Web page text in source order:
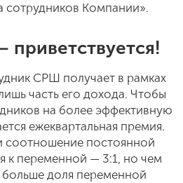
сотрудников Компании».
приветствуется!
СРШ получает в рамках
часть его дохода. Чтобы
на более эффективную
ежеквартальная премия.
постоянной
к переменной — 3:1, но чем
доля переменной